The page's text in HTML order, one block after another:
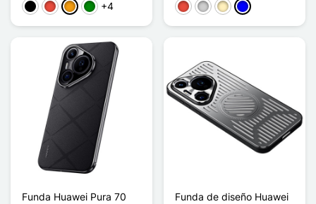
NegroRojoNaranjaVerde
+4 RojoPlataOro Azul
Funda Huawei Pura 70
Funda de diseño Huawei